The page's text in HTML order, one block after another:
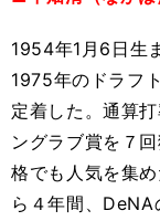
1954年1月6日生
1975年のドラフ
定着した。通算
ングラブ賞を７
格でも人気を集
ら４年間、